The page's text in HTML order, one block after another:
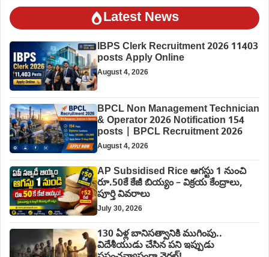
Latest News
IBPS Clerk Recruitment 2026 11403
posts Apply Online
August 4, 2026
BPCL Non Management Technician
& Operator 2026 Notification 154
posts | BPCL Recruitment 2026
August 4, 2026
AP Subsidised Rice ఆగస్టు 1 నుంచి
రూ.50కే కేజీ బియ్యం – విక్రయ కేంద్రాలు,
పూర్తి వివరాలు
July 30, 2026
130 ఏళ్ల బానిసత్వానికి ముగింపు..
విదేశీయుడు చేసిన పని ఇప్పుడు